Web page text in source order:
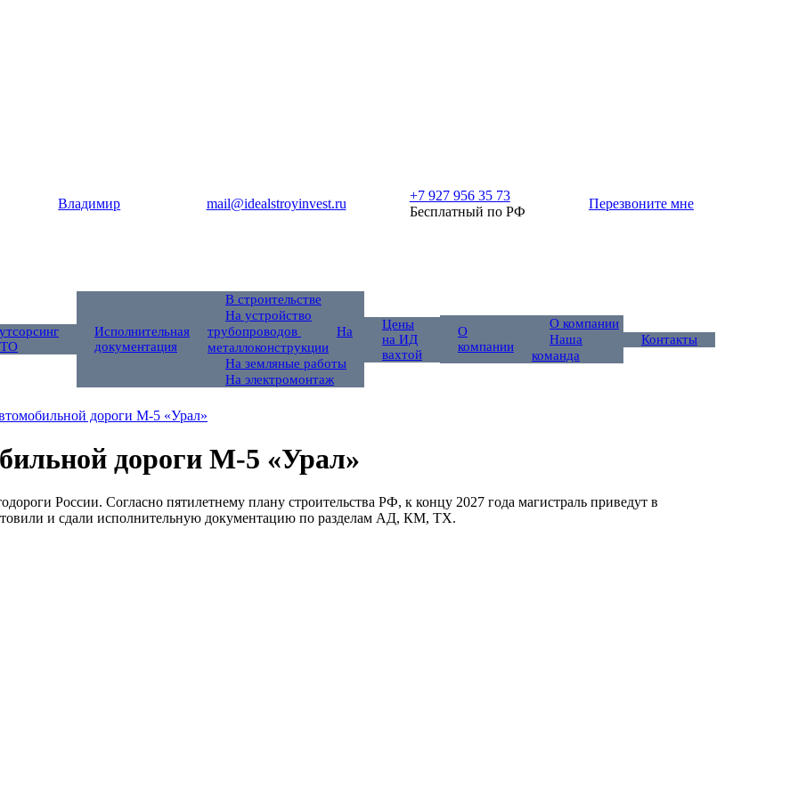
Владимир mail@idealstroyinvest.ru
+7 927 956 35 73
Бесплатный по РФ
Перезвоните мне
Исполнительная
документация
В строительстве
На устройство
трубопроводов
На
металлоконструкции
На земляные работы
На электромонтаж
Цены
на ИД
вахтой
О
компании
О компании
Наша
команда
Контакты
дороги М-5 «Урал»
дороги М-5 «Урал»
России. Согласно пятилетнему плану строительства РФ, к концу 2027 года магистраль приведут в
и сдали исполнительную документацию по разделам АД, КМ, ТХ.